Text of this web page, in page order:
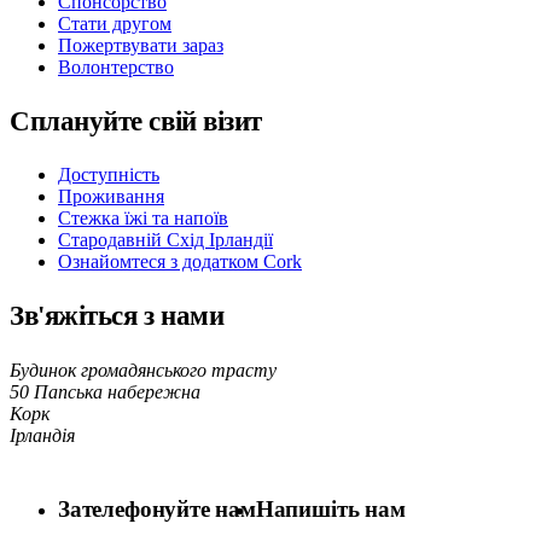
Стати другом
Пожертвувати зараз
Волонтерство
Сплануйте свій візит
Доступність
Проживання
Стежка їжі та напоїв
Стародавній Схід Ірландії
Ознайомтеся з додатком Cork
Зв'яжіться з нами
Будинок громадянського трасту
50 Папська набережна
Корк
Ірландія
Зателефонуйте намНапишіть нам